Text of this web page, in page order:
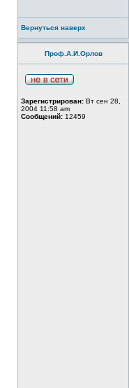
Вернуться наверх
Проф.А.И.Орлов
Зарегистрирован: Вт сен 28,
2004 11:58 am
Сообщений: 12459